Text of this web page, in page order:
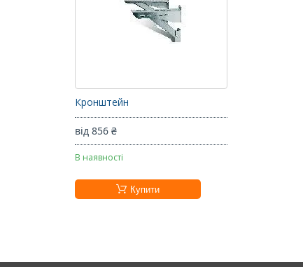
Кронштейн
від 856 ₴
В наявності
Купити